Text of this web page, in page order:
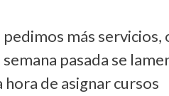
más servicios,
pasada se
de asignar cursos